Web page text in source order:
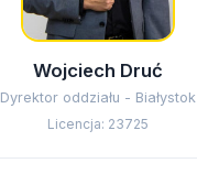
Wojciech Druć
Dyrektor oddziału - Białystok
Licencja: 23725